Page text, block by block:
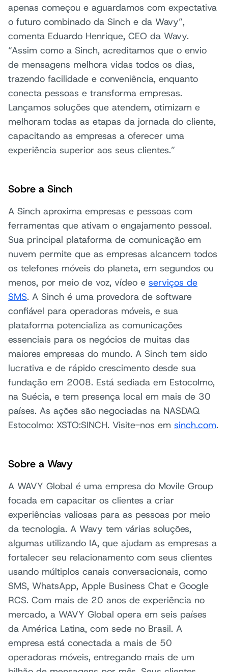
apenas começou e aguardamos com expectativa
o futuro combinado da Sinch e da Wavy”,
comenta Eduardo Henrique, CEO da Wavy.
“Assim como a Sinch, acreditamos que o envio
de mensagens melhora vidas todos os dias,
trazendo facilidade e conveniência, enquanto
conecta pessoas e transforma empresas.
Lançamos soluções que atendem, otimizam e
melhoram todas as etapas da jornada do cliente,
capacitando as empresas a oferecer uma
experiência superior aos seus clientes.”
Sobre a Sinch
A Sinch aproxima empresas e pessoas com
ferramentas que ativam o engajamento pessoal.
Sua principal plataforma de comunicação em
nuvem permite que as empresas alcancem todos
os telefones móveis do planeta, em segundos ou
menos, por meio de voz, vídeo e serviços de
SMS. A Sinch é uma provedora de software
confiável para operadoras móveis, e sua
plataforma potencializa as comunicações
essenciais para os negócios de muitas das
maiores empresas do mundo. A Sinch tem sido
lucrativa e de rápido crescimento desde sua
fundação em 2008. Está sediada em Estocolmo,
na Suécia, e tem presença local em mais de 30
países. As ações são negociadas na NASDAQ
Estocolmo: XSTO:SINCH. Visite-nos em sinch.com.
Sobre a Wavy
A WAVY Global é uma empresa do Movile Group
focada em capacitar os clientes a criar
experiências valiosas para as pessoas por meio
da tecnologia. A Wavy tem várias soluções,
algumas utilizando IA, que ajudam as empresas a
fortalecer seu relacionamento com seus clientes
usando múltiplos canais conversacionais, como
SMS, WhatsApp, Apple Business Chat e Google
RCS. Com mais de 20 anos de experiência no
mercado, a WAVY Global opera em seis países
da América Latina, com sede no Brasil. A
empresa está conectada a mais de 50
operadoras móveis, entregando mais de um